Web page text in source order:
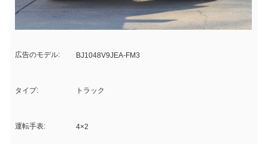
広告のモデル: BJ1048V9JEA-FM3
タイプ: トラック
運転手表: 4×2